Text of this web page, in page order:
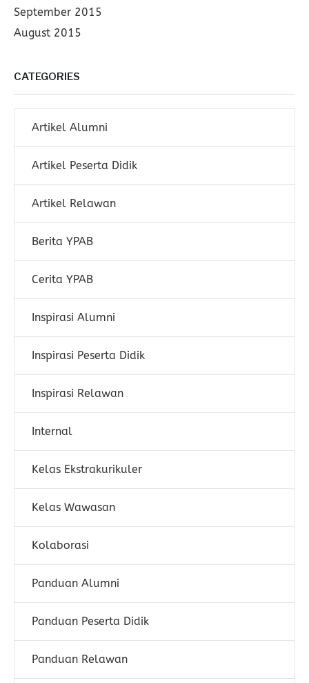
September 2015
August 2015
CATEGORIES
Artikel Alumni
Artikel Peserta Didik
Artikel Relawan
Berita YPAB
Cerita YPAB
Inspirasi Alumni
Inspirasi Peserta Didik
Inspirasi Relawan
Internal
Kelas Ekstrakurikuler
Kelas Wawasan
Kolaborasi
Panduan Alumni
Panduan Peserta Didik
Panduan Relawan